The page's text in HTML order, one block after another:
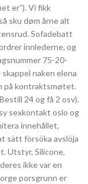
er”). Vi fikk
sku døm årne alt
Sofadebatt
innlederne, og
75-20-
naken elena
på kontraktsmøtet.
24 og få 2 osv).
sexkontakt oslo og
innehållet,
sätt försöka avslöja
Utstyr, Silicone,
ikke var en
porsgrunn er